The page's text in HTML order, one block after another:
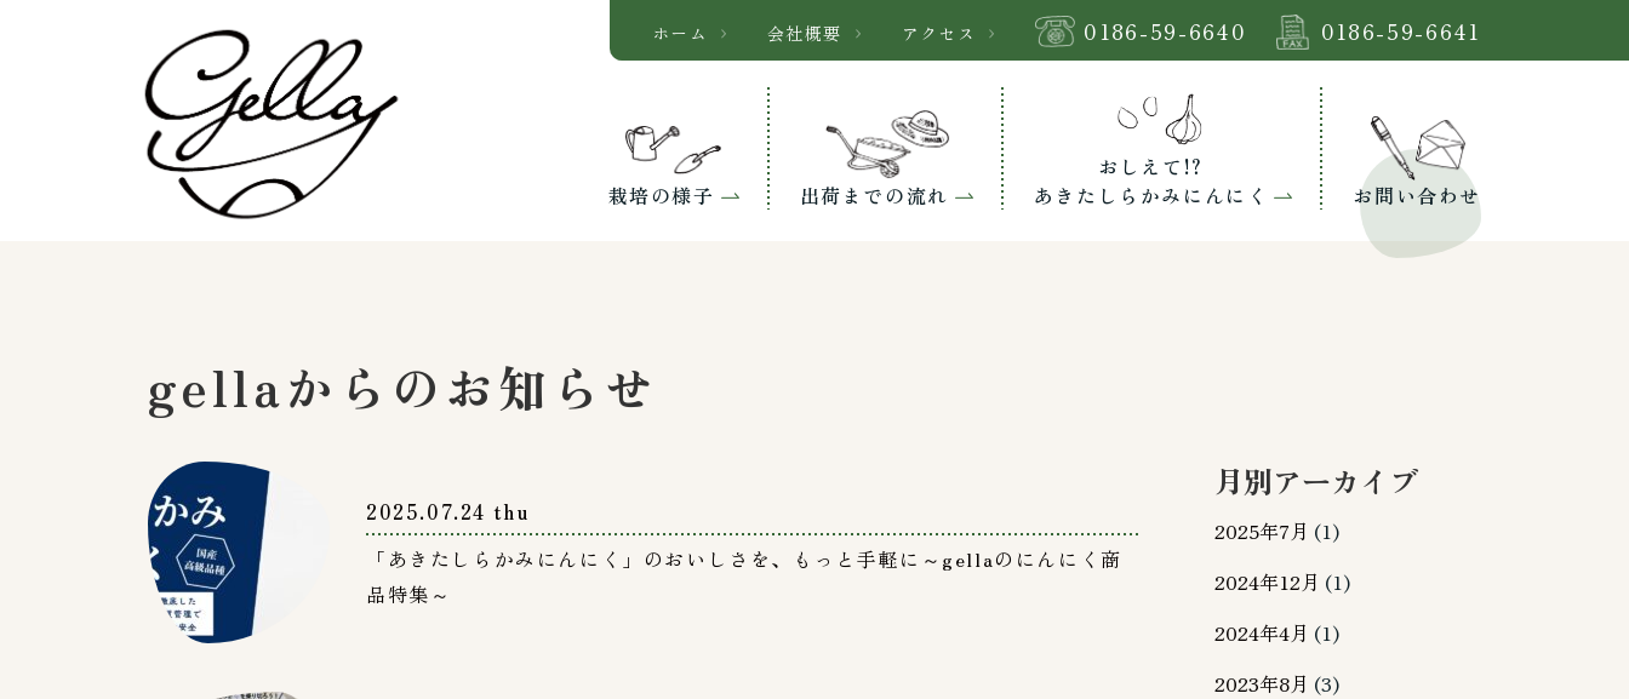
ホーム 会社概要 アクセス 0186-59-6640 0186-59-6641
栽培の様子 出荷までの流れ
おしえて!?
あきたしらかみにんにく
お問い合わせ
gellaからのお知らせ
2025.07.24 thu
「あきたしらかみにんにく」のおいしさを、もっと手軽に～gellaのにんにく商
品特集～
月別アーカイブ
2025年7月 (1)
2024年12月 (1)
2024年4月 (1)
2023年8月 (3)